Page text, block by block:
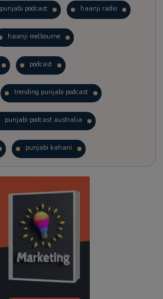
punjabi podcast haanji radio
haanji melbourne
podcast
trending punjabi podcast
punjabi podcast australia
punjabi kahani
punjabi story